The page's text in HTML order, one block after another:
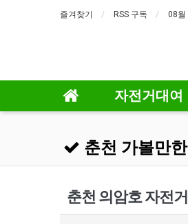
즐겨찾기 RSS 구독 08월
자전거대여
춘천 가볼만
춘천 의암호 자전